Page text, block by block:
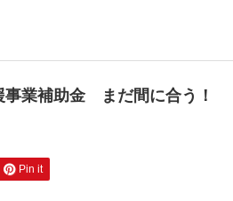
事業補助金 まだ間に合う！
Pin it